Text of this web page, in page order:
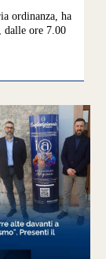
ordinanza, ha
dalle ore 7.00